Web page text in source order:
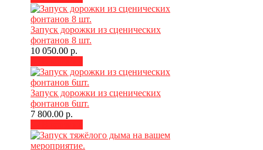
Запуск дорожки из сценических
фонтанов 8 шт.
10 050.00 р.
Запуск дорожки из сценических
фонтанов 6шт.
7 800.00 р.